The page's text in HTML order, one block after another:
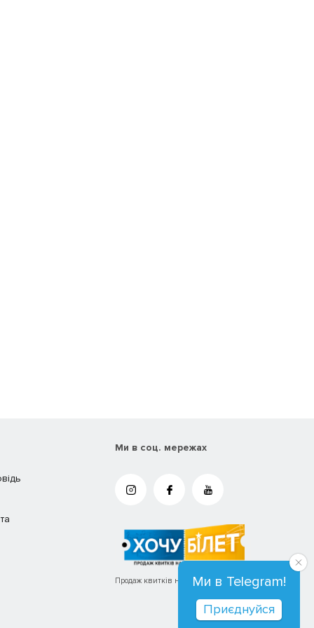
Ми в соц. мережах
Продаж квитків на концерти та вистави
Ми в Telegram!
Приєднуйся